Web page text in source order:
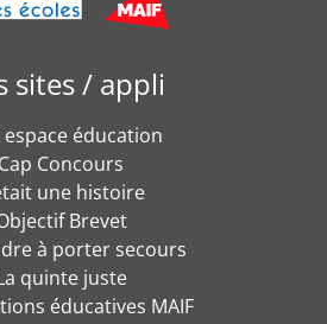
sites / appli
espace éducation
Cap Concours
une histoire
Brevet
à porter secours
quinte juste
éducatives MAIF